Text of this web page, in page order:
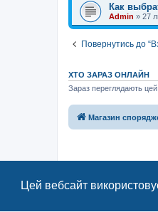
Цей вебсайт
Как
Admin » 27
Повернутись до
ХТО ЗАРАЗ ОНЛАЙН
Зараз переглядають
Магазин